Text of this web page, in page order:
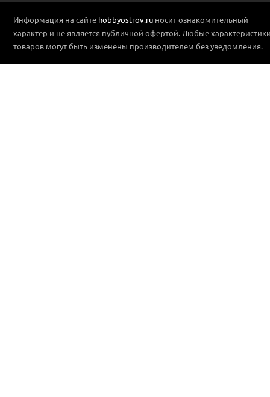
Информация на сайте hobbyostrov.ru носит ознакомительный
характер и не является публичной офертой. Любые
товаров могут быть изменены производителем без уведомления.